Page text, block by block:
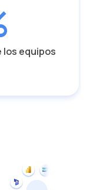
los equipos